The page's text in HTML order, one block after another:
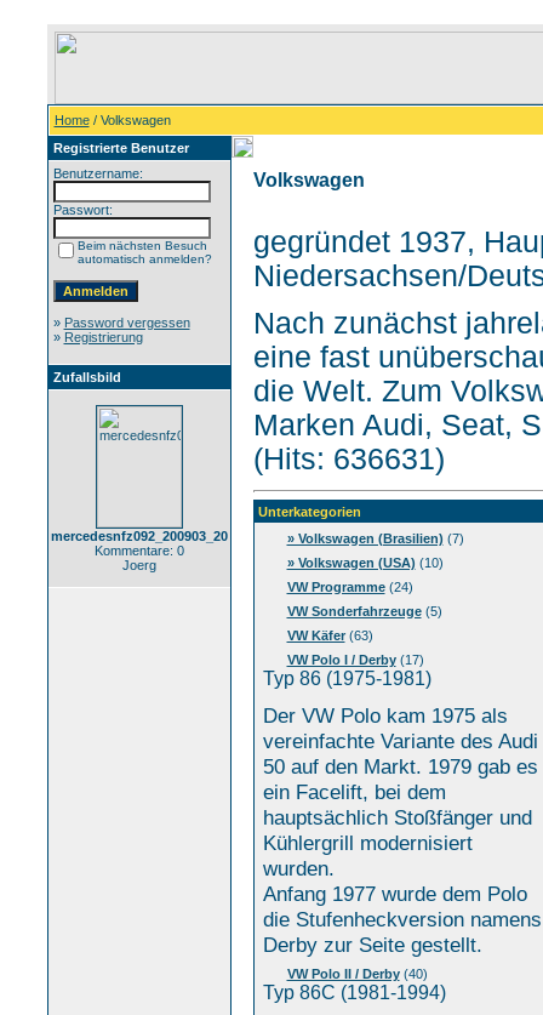
Home/ Volkswagen
Registrierte Benutzer
Benutzername:
Passwort:
Beim nächsten Besuch
automatisch anmelden?
» Password vergessen
» Registrierung
Zufallsbild
mercedesnfz092_200903_20
Kommentare: 0
Joerg
Volkswagen
gegründet 1937,
Niedersachsen/
Nach zunächst
eine fast
die Welt. Zum
Marken Audi, Seat,
(Hits: 636631)
Unterkategorien
» Volkswagen (Brasilien) (7)
» Volkswagen (USA) (10)
VW Programme(24)
VW Sonderfahrzeuge(5)
VW Käfer(63)
VW Polo I / Derby(17)
Typ 86 (1975-1981)
Der VW Polo kam 1975 als
vereinfachte Variante des Audi
50 auf den Markt. 1979 gab es
ein Facelift, bei dem
hauptsächlich Stoßfänger und
Kühlergrill modernisiert
wurden.
Anfang 1977 wurde dem Polo
die Stufenheckversion namens
Derby zur Seite gestellt.
VW Polo II / Derby(40)
Typ 86C (1981-1994)